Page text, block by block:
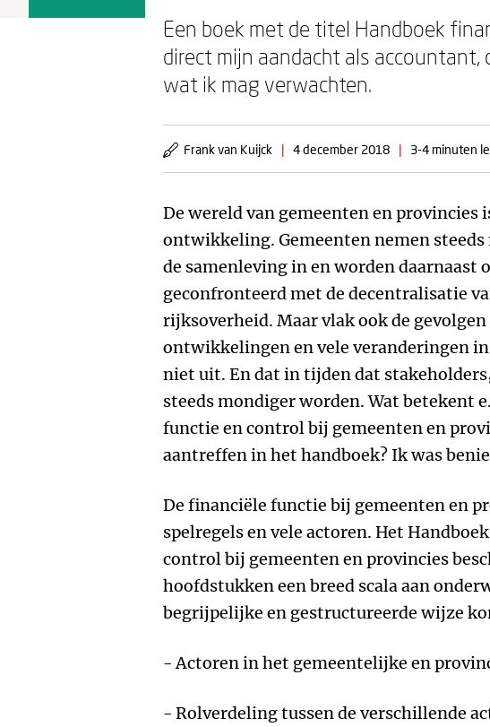
Een boek met de titel Handboek
direct mijn aandacht als
wat ik mag verwachten.
Frank van Kuijck | 4 december 2018 | 3-4 minuten
De wereld van gemeenten en provincies
ontwikkeling. Gemeenten nemen
de samenleving in en worden daarnaast
geconfronteerd met de decentralisatie
rijksoverheid. Maar vlak ook de
ontwikkelingen en vele veranderingen
niet uit. En dat in tijden dat
steeds mondiger worden. Wat betekent
functie en control bij gemeenten en
aantreffen in het handboek? Ik was
De financiële functie bij gemeenten en
spelregels en vele actoren. Het
control bij gemeenten en provincies
hoofdstukken een breed scala aan
begrijpelijke en gestructureerde wijze
- Actoren in het gemeentelijke en
- Rolverdeling tussen de verschillende